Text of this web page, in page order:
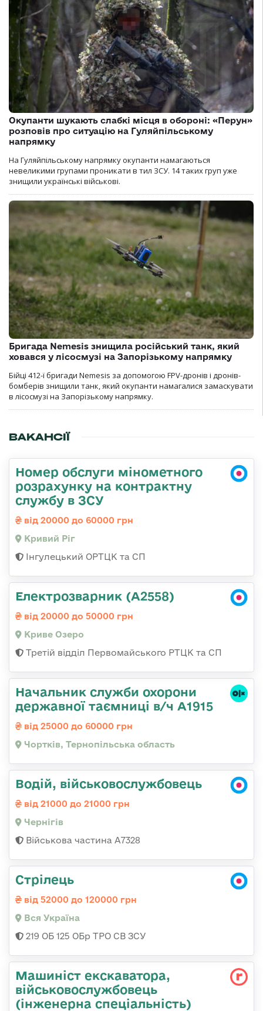
Окупанти шукають слабкі місця в обороні: «Перун»
розповів про ситуацію на Гуляйпільському
напрямку
На Гуляйпільському напрямку окупанти намагаються
невеликими групами проникати в тил ЗСУ. 14 таких груп уже
знищили українські військові.
Бригада Nemesis знищила російський танк, який
ховався у лісосмузі на Запорізькому напрямку
Бійці 412-ї бригади Nemesis за допомогою FPV-дронів і дронів-
бомберів знищили танк, який окупанти намагалися замаскувати
в лісосмузі на Запорізькому напрямку.
ВАКАНСІЇ
Номер обслуги мінометного
розрахунку на контрактну
службу в ЗСУ
від 20000 до 60000 грн
Кривий Ріг
Інгулецький ОРТЦК та СП
Електрозварник (А2558)
від 20000 до 50000 грн
Криве Озеро
Третій відділ Первомайського РТЦК та СП
Начальник служби охорони
державної таємниці в/ч А1915
від 25000 до 60000 грн
Чортків, Тернопільська область
Водій, військовослужбовець
від 21000 до 21000 грн
Чернігів
Військова частина А7328
Стрілець
від 52000 до 120000 грн
Вся Україна
219 ОБ 125 ОБр ТРО СВ ЗСУ
Машиніст екскаватора,
військовослужбовець
(інженерна спеціальність)